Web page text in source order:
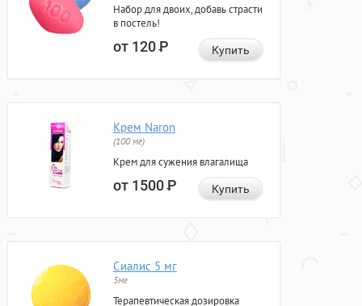
Набор для двоих, добавь страсти
в постель!
от 120Р Купить
Крем Naron
(100 мг)
Крем для сужения влагалища
от 1500Р Купить
Сиалис 5 мг
5мг
Терапевтическая дозировка